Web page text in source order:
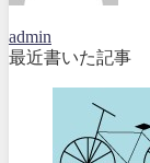
admin
最近書いた記事